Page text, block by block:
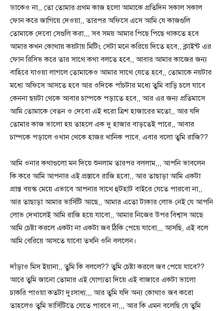
ডাকেও না,, তো তোমার প্রথম কাজ হলো আমাকে প্রতিদিন সকাল সকাল
ফোন করে জাগিয়ে দেওয়া,, তারপর অফিসে এসে আমি যে কাজগুলি
তোমাকে দেবো সেগুলি করা,,, সব সময় আমার পিছে পিছে থাকতে হবে
আমার কখন কোথায় কয়টায় মিটিং সেটা মনে করিয়ে দিতে হবে,, ক্লাইন্ট এর
ফোন রিসিভ করে তার সাথে কথা বলতে হবে,, আবার আমার কাজের জন্য
বাহিরে যাওয়া লাগলে তোমাকেও আমার সাথে যেতে হবে,, তোমাকে নয়টার
মধ্যে অফিসে আসতে হবে আর ওদিকে পাঁচটার মধ্যে তুমি বাড়ি চলে যাবে
কেননা ছয়টা থেকে আবার চাম্পকে পড়াতে হবে,, আর এর জন্য প্রতিমাসে
আমি তোমাকে বেতন ও দেবো এই ধরো ত্রিশ হাজারের মতো,, আর যদি
তোমার কাজ ভালো হয় তাহলে এক দু হাজার বাড়তেই পারে,, আবার
চাম্পকে পড়ালে ওখান থেকে হাজর খানিক পাবে, এবার বলো তুমি রাজি??
আমি ওনার কথাগুলো মন দিয়ে শুনলাম তারপর বললাম,,, আপনি ভাবলেন
কি করে আমি আপনার এই প্রস্তাবে রাজি হবো,, আর তাছাড়া আমি একটা
প্রাপ্ত বয়স্ক মেয়ে এভাবে আপনার সাথে হুটহাট বাইরে যেতে পারবো না,,
আর তাছাড়া আমার ভার্সিটি আছে,, আমার এতো টাকার লোভ নেই যে আপনি
লোভ দেখালেই আমি রাজি হয়ে যাবো,, আমার নিজের উপর বিশ্বাস আছে
আমি চেষ্টা করলে একটা না একটা জব ঠিকি পেয়ে যাবো,,, আসছি, এই বলে
আমি বেরিয়ে আসতে যাবো তখনি ওনি বললেন।
দাঁড়াও মিস ইয়ানা,, তুৃমি কি বললে?? তুমি চেষ্টা করলে জব পেয়ে যাবে??
আরে তুমি জানো তোমার এই যোগ্যতা দিয়ে এই বাজারে একটা ভালো
চাকরি পাওয়া কতটা দুঃসাধ্য,,, আর তুমি যদি অন্য কোথাও জব করো
তাহলেও তুমি ভার্সিটিতে যেতে পারবে না,,, আর কি এমন বলেছি যে তুমি